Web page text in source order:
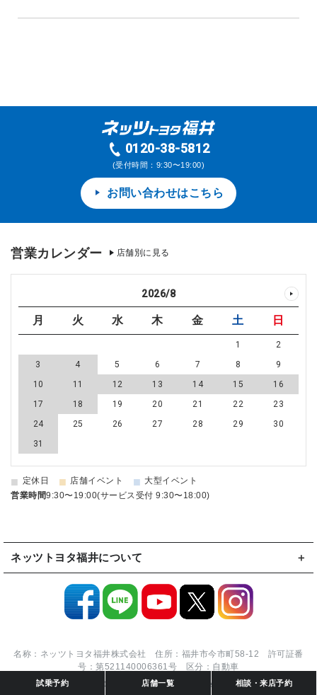
試乗予約 店舗一覧 相談・来店予約
0120-38-5812
(受付時間：9:30〜19:00)
お問い合わせはこちら
営業カレンダー 店舗別に見る
2026/8
月 火 水 木 金 土 日
1
2
3
4 5 6 7 8
9
10
11 12 13 14 15
16
17
18 19 20 21 22
23
24
25 26 27 28 29
30
31
■ 定休日 ■ 店舗イベント ■ 大型イベント
営業時間9:30〜19:00(サービス受付 9:30〜18:00)
ネッツトヨタ福井について
名称：ネッツトヨタ福井株式会社 住所：福井市今市町58-12 許可証番
号：第521140006361号 区分：自動車
Netz TOYOTA Fukui All Rights Reserved.